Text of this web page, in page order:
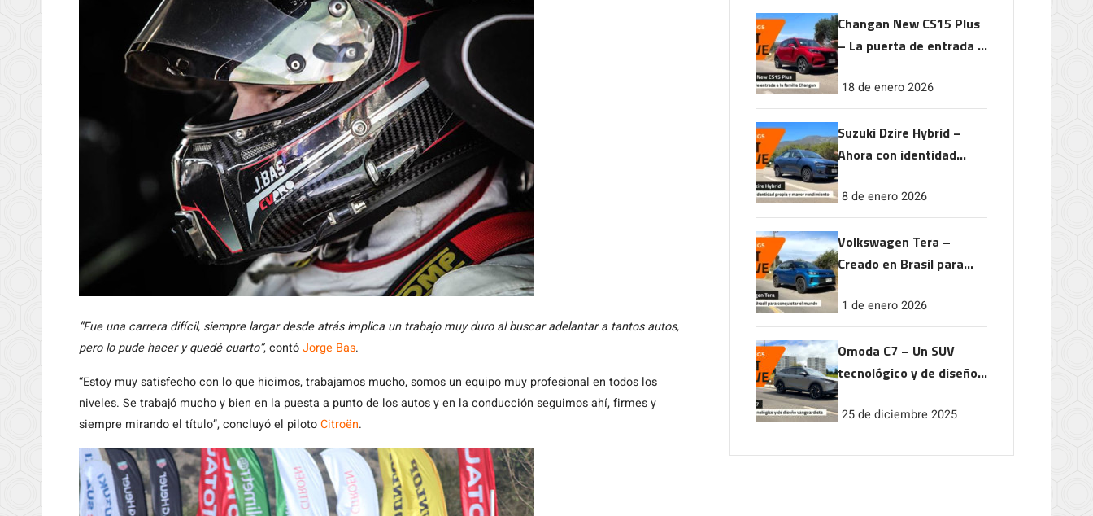
“Fue una carrera difícil, siempre largar desde atrás implica un trabajo muy duro al buscar adelantar a tantos autos,
pero lo pude hacer y quedé cuarto”, contóJorge Bas.
“Estoy muy satisfecho con lo que hicimos, trabajamos mucho, somos un equipo muy profesional en todos los
niveles. Se trabajó mucho y bien en la puesta a punto de los autos y en la conducción seguimos ahí, firmes y
siempre mirando el título”, concluyó el pilotoCitroën.
Changan New CS15 Plus
– La puerta de entrada a
18 de enero 2026
Suzuki Dzire Hybrid –
Ahora con identidad
rendimiento
8 de enero 2026
Volkswagen Tera –
Creado en Brasil para
1 de enero 2026
Omoda C7 – Un SUV
tecnológico y de diseño
25 de diciembre 2025